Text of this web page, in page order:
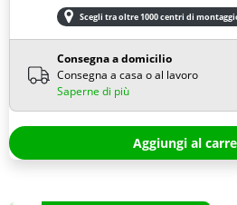
Scegli tra oltre 1000 centri di
Consegna a domicilio
Consegna a casa o al lavoro
Saperne di più
Aggiungi al